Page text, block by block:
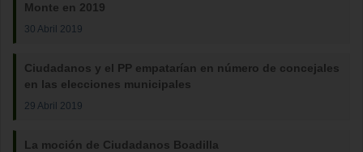
Monte en 2019
30 Abril 2019
Ciudadanos y el PP empatarían en número de concejales
en las elecciones municipales
29 Abril 2019
La moción de Ciudadanos Boadilla